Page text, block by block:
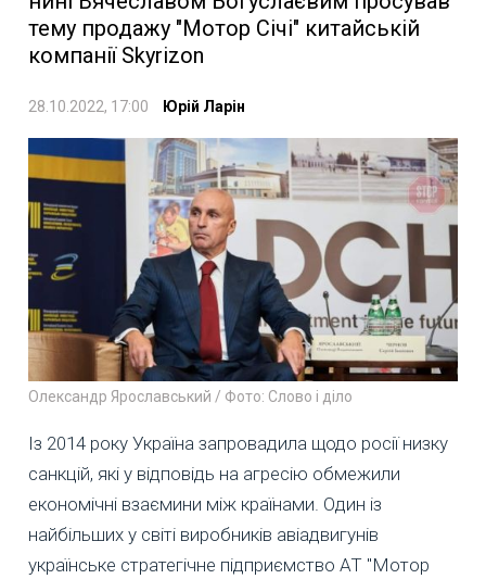
тему продажу "Мотор Січі" китайській
компанії Skyrizon
28.10.2022, 17:00 Юрій Ларін
Олександр Ярославський / Фото: Слово і діло
Із 2014 року Україна запровадила щодо росії низку
санкцій, які у відповідь на агресію обмежили
економічні взаємини між країнами. Один із
найбільших у світі виробників авіадвигунів
українське стратегічне підприємство АТ "Мотор